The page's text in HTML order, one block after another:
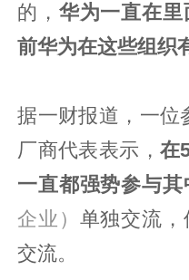
的， 华为一直在里
前华为在这些组织
据一财报道，一位
厂商代表表示， 在
一直都强势参与其
企业） 单独交流，
交流。